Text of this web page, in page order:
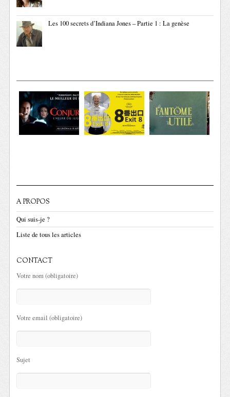
Les 100 secrets d’Indiana Jones – Partie 1 : La genèse
A PROPOS
Qui suis-je ?
Liste de tous les articles
CONTACT
Votre nom (obligatoire)
Votre email (obligatoire)
Sujet